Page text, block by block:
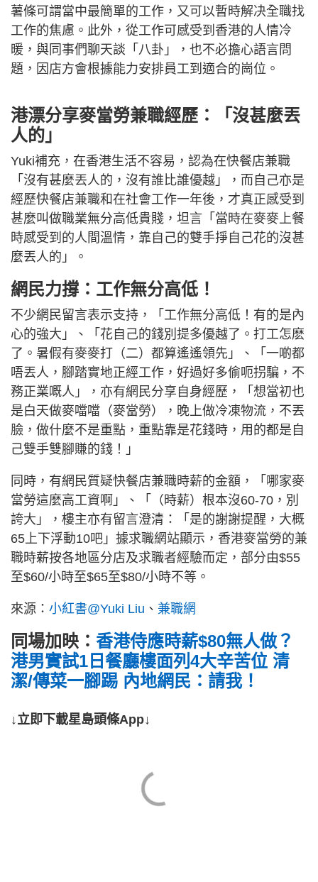
薯條可謂當中最簡單的工作，又可以暫時解决全職找
工作的焦慮。此外，從工作可感受到香港的人情冷
暖，與同事們聊天談「八卦」，也不必擔心語言問
題，因店方會根據能力安排員工到適合的崗位。
港漂分享麥當勞兼職經歷：「沒甚麼丟
人的」
Yuki補充，在香港生活不容易，認為在快餐店兼職
「沒有甚麼丟人的，沒有誰比誰優越」，而自己亦是
經歷快餐店兼職和在社會工作一年後，才真正感受到
甚麼叫做職業無分高低貴賤，坦言「當時在麥麥上餐
時感受到的人間溫情，靠自己的雙手掙自己花的沒甚
麼丟人的」。
網民力撐：工作無分高低！
不少網民留言表示支持，「工作無分高低！有的是內
心的強大」、「花自己的錢別提多優越了。打工怎麽
了。暑假有麥麥打（二）都算遙遙領先」、「一啲都
唔丟人，腳踏實地正經工作，好過好多偷呃拐騙，不
務正業嘅人」，亦有網民分享自身經歷，「想當初也
是白天做麥噹噹（麥當勞），晚上做冷凍物流，不丟
臉，做什麼不是重點，重點靠是花錢時，用的都是自
己雙手雙腳賺的錢！」
同時，有網民質疑快餐店兼職時薪的金額，「哪家麥
當勞這麼高工資啊」、「（時薪）根本沒60-70，別
誇大」，樓主亦有留言澄清：「是的謝謝提醒，大概
65上下浮動10吧」據求職網站顯示，香港麥當勞的兼
職時薪按各地區分店及求職者經驗而定，部分由$55
至$60/小時至$65至$80/小時不等。
來源： 小紅書@Yuki Liu 、 兼職網
同場加映： 香港侍應時薪$80無人做？
港男實試1日餐廳樓面列4大辛苦位 清
潔/傳菜一腳踢 內地網民：請我！
↓立即下載星島頭條App↓